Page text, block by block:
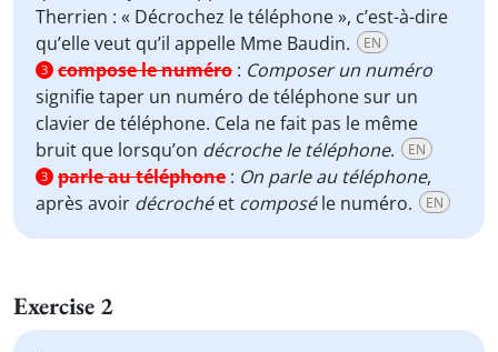
Therrien : « Décrochez le téléphone », c’est-à-dire
qu’elle veut qu’il appelle Mme Baudin.
EN
3 compose le numéro : Composer un numéro
signifie taper un numéro de téléphone sur un
clavier de téléphone. Cela ne fait pas le même
bruit que lorsqu’on décroche le téléphone. EN
3 parle au téléphone : On parle au téléphone,
après avoir décrochéet composéle numéro. EN
Exercise 2